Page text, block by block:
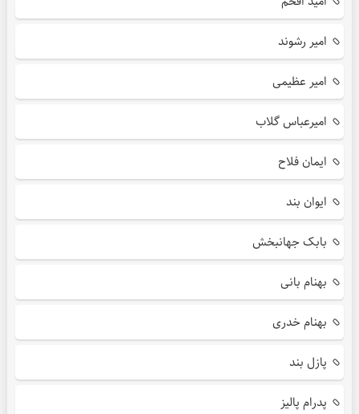
امیر رشوند
امیر عظیمی
امیرعباس گلاب
ایمان فلاح
ایوان بند
بابک جهانبخش
بهنام بانی
بهنام خدری
پازل بند
پدرام پالیز